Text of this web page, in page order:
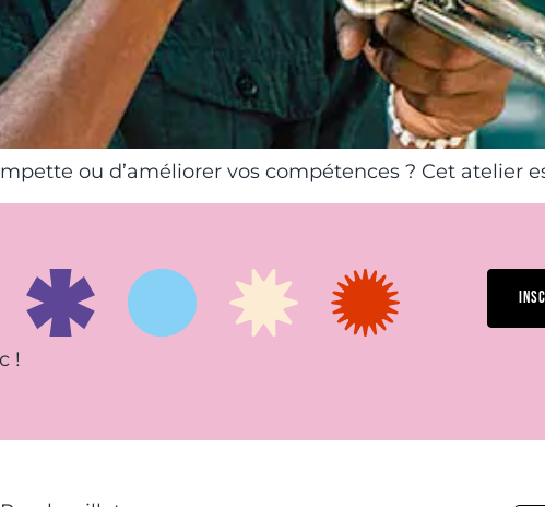
ou d’améliorer vos compétences ? Cet atelier
!